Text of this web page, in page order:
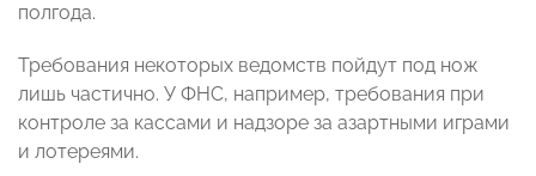
полгода.
Требования некоторых ведомств пойдут под нож
лишь частично. У ФНС, например, требования при
контроле за кассами и надзоре за азартными играми
и лотереями.